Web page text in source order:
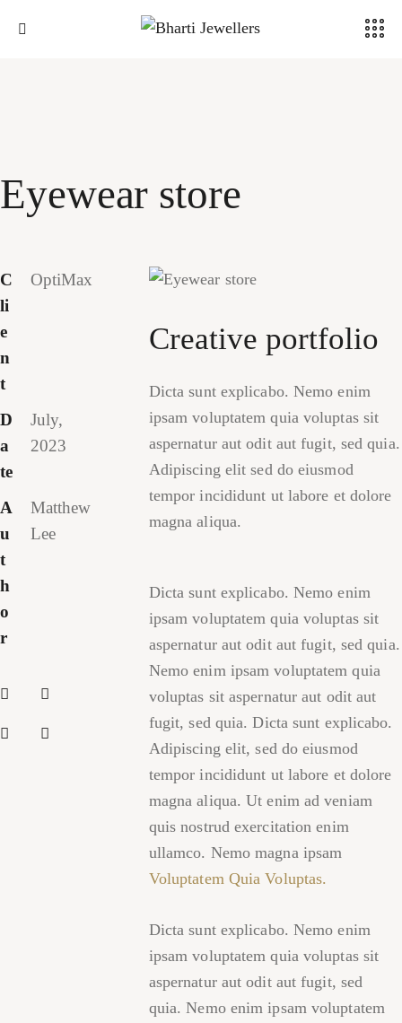
Eyewear store
C
li
e
n
t
OptiMax
D
a
te
July,
2023
A
u
t
h
o
r
Matthew
Lee
Creative portfolio
Dicta sunt explicabo. Nemo enim
ipsam voluptatem quia voluptas sit
aspernatur aut odit aut fugit, sed quia.
Adipiscing elit sed do eiusmod
tempor incididunt ut labore et dolore
magna aliqua.
Dicta sunt explicabo. Nemo enim
ipsam voluptatem quia voluptas sit
aspernatur aut odit aut fugit, sed quia.
Nemo enim ipsam voluptatem quia
voluptas sit aspernatur aut odit aut
fugit, sed quia. Dicta sunt explicabo.
Adipiscing elit, sed do eiusmod
tempor incididunt ut labore et dolore
magna aliqua. Ut enim ad veniam
quis nostrud exercitation enim
ullamco. Nemo magna ipsam
Voluptatem Quia Voluptas.
Dicta sunt explicabo. Nemo enim
ipsam voluptatem quia voluptas sit
aspernatur aut odit aut fugit, sed
quia. Nemo enim ipsam voluptatem